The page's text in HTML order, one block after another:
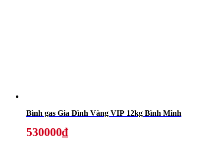
Bình gas Gia Đình Vàng VIP 12kg Bình Minh
530000₫